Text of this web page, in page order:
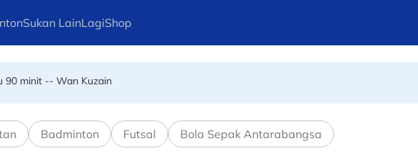
Sukan LainLagiShop
melangkah ke final
Badminton Futsal Bola Sepak Antarabangsa